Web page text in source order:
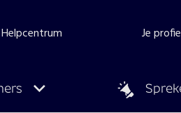
Helpcentrum Je